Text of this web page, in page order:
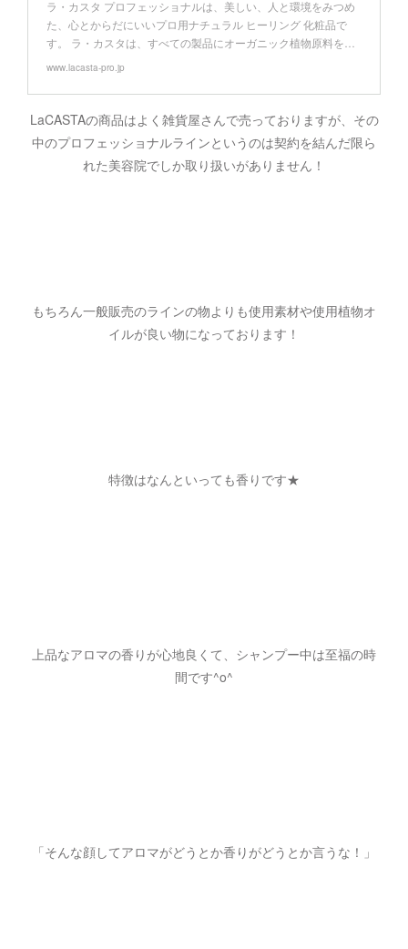
ラ・カスタ プロフェッショナルは、美しい、人と環境をみつめ
た、心とからだにいいプロ用ナチュラル ヒーリング 化粧品で
す。 ラ・カスタは、すべての製品にオーガニック植物原料を…
www.lacasta-pro.jp
LaCASTAの商品はよく雑貨屋さんで売っておりますが、その
中のプロフェッショナルラインというのは契約を結んだ限ら
れた美容院でしか取り扱いがありません！
もちろん一般販売のラインの物よりも使用素材や使用植物オ
イルが良い物になっております！
特徴はなんといっても香りです★
上品なアロマの香りが心地良くて、シャンプー中は至福の時
間です^o^
「そんな顔してアロマがどうとか香りがどうとか言うな！」